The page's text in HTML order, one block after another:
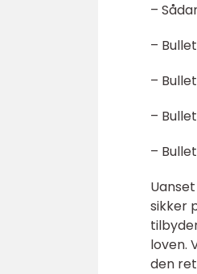
–
–
–
–
–
sikker
loven.
den